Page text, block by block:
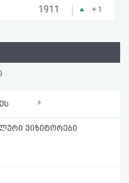
1911 | + 1
ვიზიტორები
›